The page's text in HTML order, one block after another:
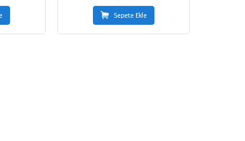
Sepete Ekle